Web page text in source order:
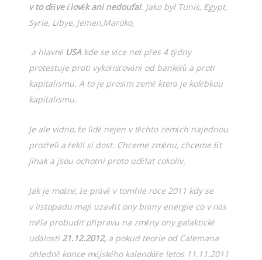
v to dříve člověk ani nedoufal. Jako byl Tunis, Egypt,
Syrie, Libye, Jemen,Maroko,
a hlavně USAkde se více než přes 4 týdny
protestuje proti vykořisťování od bankéřů a proti
kapitalismu. A to je prosím země která je kolébkou
kapitalismu.
Je ale vidno, že lidé nejen v těchto zemích najednou
prozřeli a řekli si dost. Chceme změnu, chceme žít
jinak a jsou ochotni proto udělat cokoliv.
Jak je možné, že právě v tomhle roce 2011 kdy se
v listopadu mají uzavřít ony brány energie co v nás
měla probudit přípravu na změny ony galaktické
události 21.12.2012, a pokud teorie od Calemana
ohledně konce májského kalendáře letos 11.11.2011